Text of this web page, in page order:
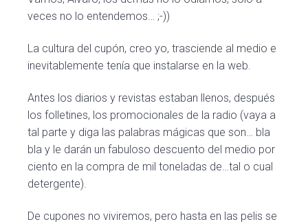
veces no lo entendemos… ;-))
La cultura del cupón, creo yo, trasciende al medio e
inevitablemente tenía que instalarse en la web.
Antes los diarios y revistas estaban llenos, después
los folletines, los promocionales de la radio (vaya a
tal parte y diga las palabras mágicas que son… bla
bla y le darán un fabuloso descuento del medio por
ciento en la compra de mil toneladas de…tal o cual
detergente).
De cupones no viviremos, pero hasta en las pelis se